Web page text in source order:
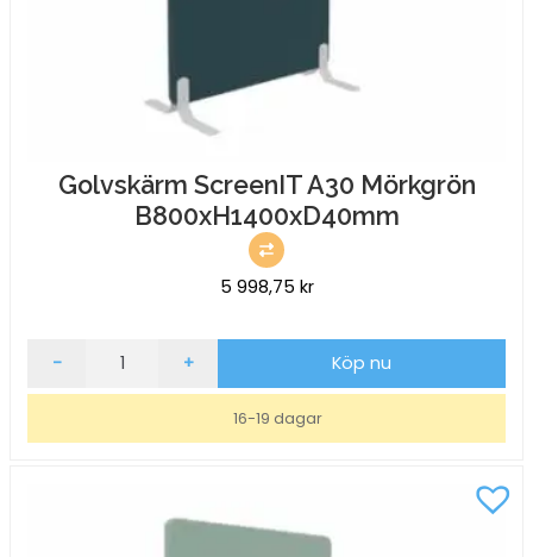
Golvskärm ScreenIT A30 Mörkgrön
B800xH1400xD40mm
5 998,75 kr
Golvskärm
- + Köp nu
16-19 dagar